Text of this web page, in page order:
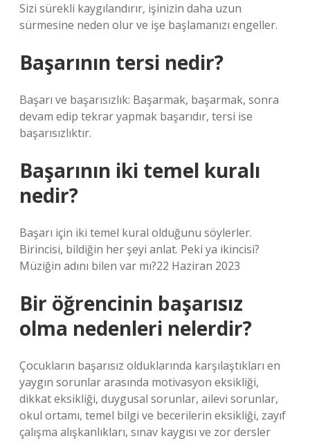
Sizi sürekli kaygılandırır, işinizin daha uzun
sürmesine neden olur ve işe başlamanızı engeller.
Başarının tersi nedir?
Başarı ve başarısızlık: Başarmak, başarmak, sonra
devam edip tekrar yapmak başarıdır, tersi ise
başarısızlıktır.
Başarının iki temel kuralı
nedir?
Başarı için iki temel kural olduğunu söylerler.
Birincisi, bildiğin her şeyi anlat. Peki ya ikincisi?
Müziğin adını bilen var mı?22 Haziran 2023
Bir öğrencinin başarısız
olma nedenleri nelerdir?
Çocukların başarısız olduklarında karşılaştıkları en
yaygın sorunlar arasında motivasyon eksikliği,
dikkat eksikliği, duygusal sorunlar, ailevi sorunlar,
okul ortamı, temel bilgi ve becerilerin eksikliği, zayıf
çalışma alışkanlıkları, sınav kaygısı ve zor dersler